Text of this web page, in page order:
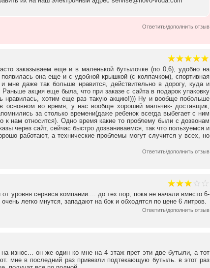
Ответить/дополнить отзыв
заказываем еще и в маленькой бутылочке (по 0,6), удобно на
она еще и с удобной крышкой (с колпачком), спортивная
мне даже так больше нравится, действительно в дорогу, куда и
акция еще была, что при заказе с сайта в подарок упаковку
нравилась, хотим еще раз такую акцию!))) Ну и вообще побольше
основном во время, у нас вообще хороший мальчик- доставщик,
за столько времени(даже ребенок всегда выбегает с ним
к нам относится). Одно время какие то проблему были с дозвонам
через сайт, сейчас быстро дозваниваемся, так что пользуемся и
работают, а технические проблемы могут случится у всех, но
Ответить/дополнить отзыв
уровня сервиса компании.... до тех пор, пока не начали вместо 6-
легко мнутся, западают на бок и обходятся по цене 6 литров.
Ответить/дополнить отзыв
износ... он же один ко мне на 4 этаж прет эти две бутыли, а тот
мне в последний раз привезли подтекающую бутыль. в этот раз